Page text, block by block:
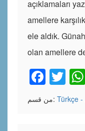
açıklamaları
amellere
ele aldık.
olan amellere
من قسم: